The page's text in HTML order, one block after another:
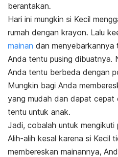
berantakan.
Hari ini mungkin si Kecil
rumah dengan krayon. Lalu
mainan dan menyebarkannya
Anda tentu pusing dibuatnya.
Anda tentu berbeda dengan
Mungkin bagi Anda
yang mudah dan dapat cepat
tentu untuk anak.
Jadi, cobalah untuk mengikuti
Alih-alih kesal karena si Kecil
membereskan mainannya,